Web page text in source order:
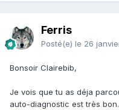
Ferris
Posté(e) le 26
Bonsoir Clairebib,
Je vois que tu as déja
auto-diagnostic est très